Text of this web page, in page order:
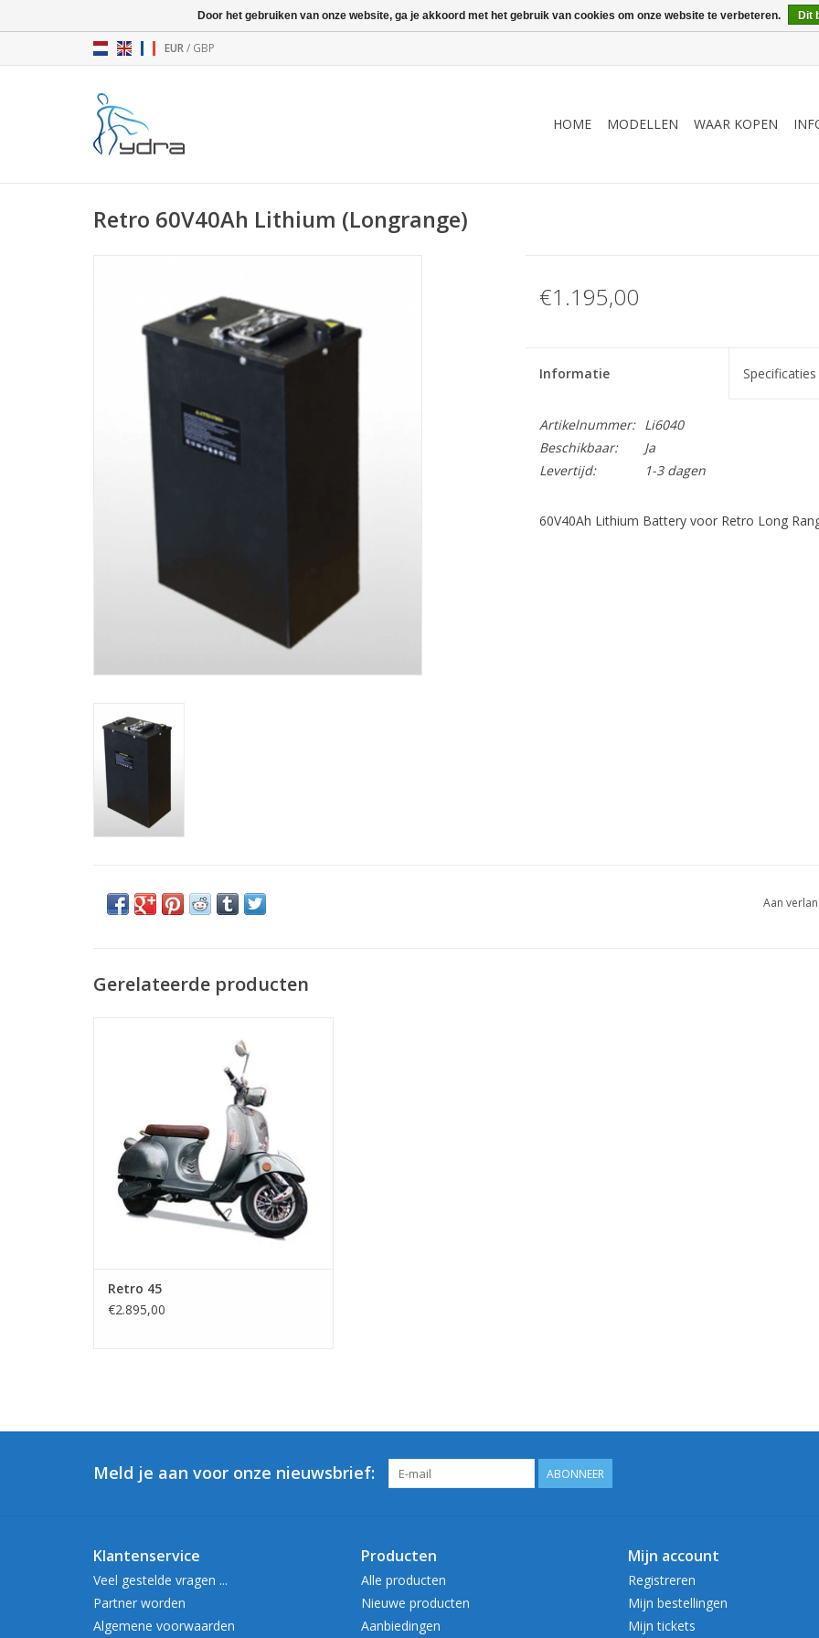
EUR/ GBP
HOME MODELLEN WAAR KOPEN
Retro 60V40Ah Lithium (Longrange)
€1.195,00
Informatie Specificaties
Artikelnummer:
Li6040
Beschikbaar:
Ja
Levertijd:
1-3 dagen
60V40Ah Lithium Battery voor Retro Long
Aan
Gerelateerde producten
TOEVOEGEN AAN WINKELWAGEN
Retro 45
€2.895,00
Meld je aan voor onze nieuwsbrief: ABONNEER
Klantenservice
Veel gestelde vragen ...
Partner worden
Algemene voorwaarden
Producten
Alle producten
Nieuwe producten
Aanbiedingen
Mijn account
Registreren
Mijn bestellingen
Mijn tickets
Door het gebruiken van onze website, ga je akkoord met het gebruik van cookies om onze website te verbeteren. Dit